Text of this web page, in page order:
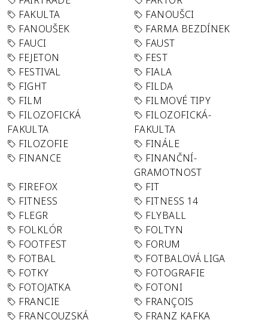
FAKULTA
FANOUŠCI
FANOUŠEK
FARMA BEZDÍNEK
FAUCI
FAUST
FEJETON
FEST
FESTIVAL
FIALA
FIGHT
FILDA
FILM
FILMOVÉ TIPY
FILOZOFICKÁ
FAKULTA
FILOZOFICKÁ-
FAKULTA
FILOZOFIE
FINÁLE
FINANCE
FINANČNÍ-
GRAMOTNOST
FIREFOX
FIT
FITNESS
FITNESS 14
FLEGR
FLYBALL
FOLKLÓR
FOLTYN
FOOTFEST
FORUM
FOTBAL
FOTBALOVÁ LIGA
FOTKY
FOTOGRAFIE
FOTOJATKA
FOTONI
FRANCIE
FRANÇOIS
FRANCOUZSKÁ
FRANZ KAFKA